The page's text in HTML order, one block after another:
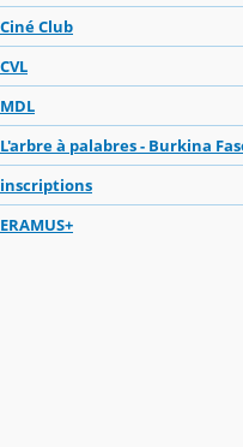
Ciné Club
CVL
MDL
L'arbre à palabres - Burkina
inscriptions
ERAMUS+